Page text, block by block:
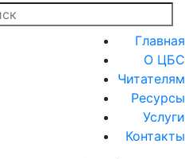
Главная
О ЦБС
Читателям
Ресурсы
Услуги
Контакты